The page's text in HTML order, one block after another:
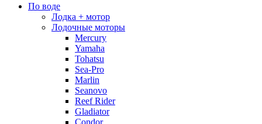
По воде
Лодка + мотор
Лодочные моторы
Mercury
Yamaha
Tohatsu
Sea-Pro
Marlin
Seanovo
Reef Rider
Gladiator
Condor